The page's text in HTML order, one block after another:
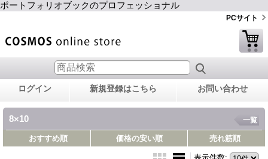
ポートフォリオブックのプロフェッショナル
PCサイト
ログイン 新規登録はこちら お問い合わせ
8×10 一覧
おすすめ順 価格の安い順 売れ筋順
表示件数: